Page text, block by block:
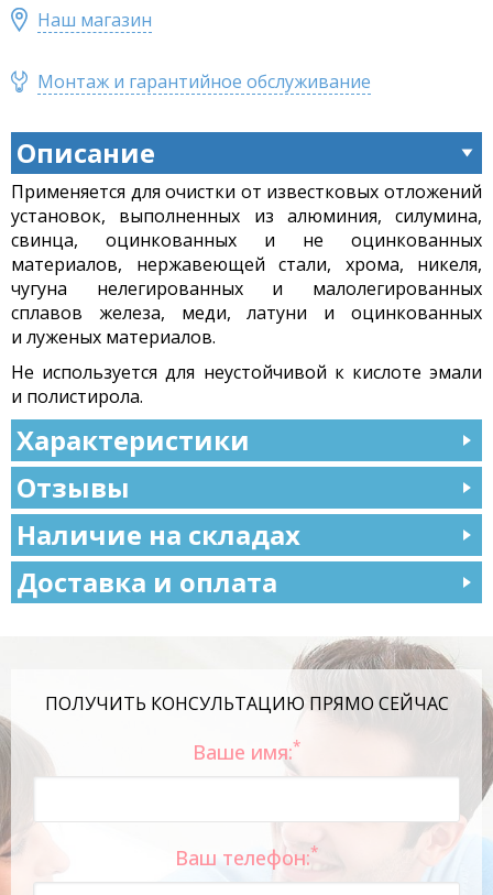
Наш магазин
Монтаж и гарантийное обслуживание
Описание
Применяется для очистки от известковых отложений
установок, выполненных из алюминия, силумина,
свинца, оцинкованных и не оцинкованных
материалов, нержавеющей стали, хрома, никеля,
чугуна нелегированных и малолегированных
сплавов железа, меди, латуни и оцинкованных
и луженых материалов.
Не используется для неустойчивой к кислоте эмали
и полистирола.
Характеристики
Отзывы
Наличие на складах
Доставка и оплата
ПОЛУЧИТЬ КОНСУЛЬТАЦИЮ ПРЯМО СЕЙЧАС
Ваше имя:*
Ваш телефон:*